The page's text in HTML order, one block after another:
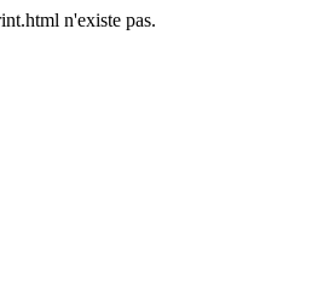
n'existe pas.